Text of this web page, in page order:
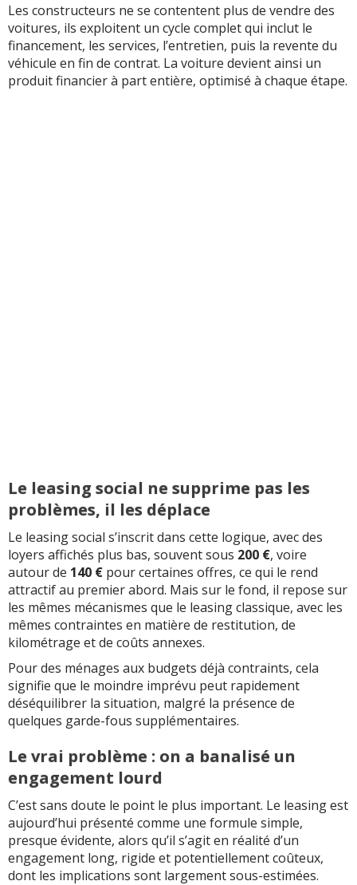
Les constructeurs ne se contentent plus de vendre des
voitures, ils exploitent un cycle complet qui inclut le
financement, les services, l’entretien, puis la revente du
véhicule en fin de contrat. La voiture devient ainsi un
produit financier à part entière, optimisé à chaque étape.
Le leasing social ne supprime pas les
problèmes, il les déplace
Le leasing social s’inscrit dans cette logique, avec des
loyers affichés plus bas, souvent sous 200 €, voire
autour de 140 € pour certaines offres, ce qui le rend
attractif au premier abord. Mais sur le fond, il repose sur
les mêmes mécanismes que le leasing classique, avec les
mêmes contraintes en matière de restitution, de
kilométrage et de coûts annexes.
Pour des ménages aux budgets déjà contraints, cela
signifie que le moindre imprévu peut rapidement
déséquilibrer la situation, malgré la présence de
quelques garde-fous supplémentaires.
Le vrai problème : on a banalisé un
engagement lourd
C’est sans doute le point le plus important. Le leasing est
aujourd’hui présenté comme une formule simple,
presque évidente, alors qu’il s’agit en réalité d’un
engagement long, rigide et potentiellement coûteux,
dont les implications sont largement sous-estimées.